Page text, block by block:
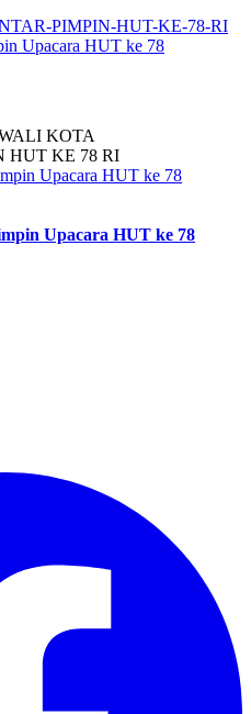
PIMPIN-HUT-KE-78-RI
Upacara HUT ke 78
KOTA
HUT KE 78 RI
Upacara HUT ke 78